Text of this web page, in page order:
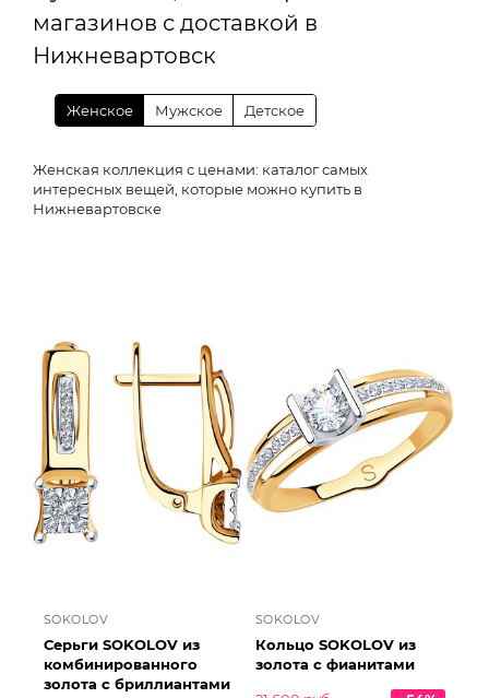
магазинов с доставкой в
Нижневартовск
Женское Мужское Детское
Женская коллекция с ценами: каталог самых
интересных вещей, которые можно купить в
Нижневартовске
SOKOLOV
Серьги SOKOLOV из
комбинированного
золота с бриллиантами
SOKOLOV
Кольцо SOKOLOV из
золота с фианитами